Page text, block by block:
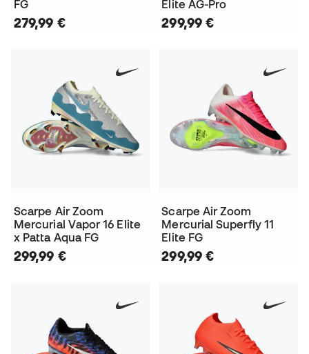
FG
279,99 €
Elite AG-Pro
299,99 €
Scarpe Air Zoom
Mercurial Vapor 16 Elite
x Patta Aqua FG
299,99 €
Scarpe Air Zoom
Mercurial Superfly 11
Elite FG
299,99 €